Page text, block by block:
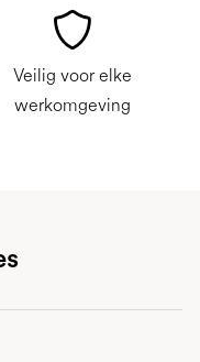
Veilig voor elke
werkomgeving